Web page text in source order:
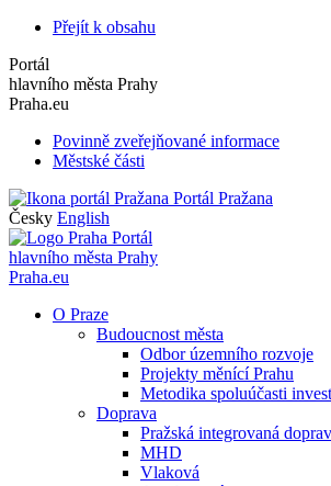
Přejít k obsahu
Portál
hlavního města Prahy
Praha.eu
Povinně zveřejňované informace
Městské části
Portál Pražana
Česky English
Portál
hlavního města Prahy
Praha.eu
O Praze
Budoucnost města
Odbor územního rozvoje
Projekty měnící Prahu
Metodika spoluúčasti
Doprava
Pražská integrovaná
MHD
Vlaková